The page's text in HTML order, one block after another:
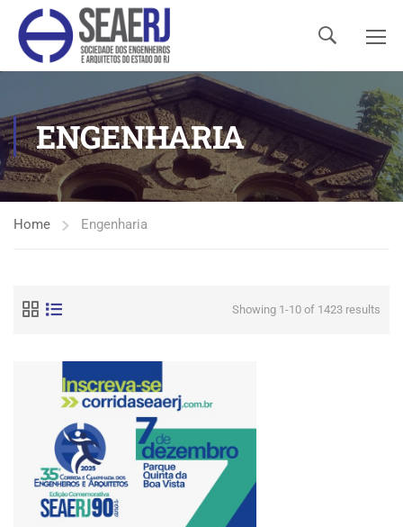
ENGENHARIA
Home Engenharia
Showing 1-10 of 1423 results